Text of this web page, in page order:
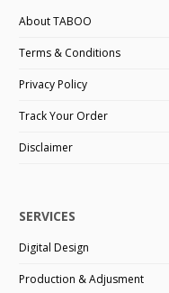
About TABOO
Terms & Conditions
Privacy Policy
Track Your Order
Disclaimer
SERVICES
Digital Design
Production & Adjusment